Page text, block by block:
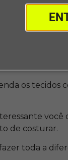
saia fácil
com calma –
do giz),
modo
os tecidos
você
de costurar.
toda a